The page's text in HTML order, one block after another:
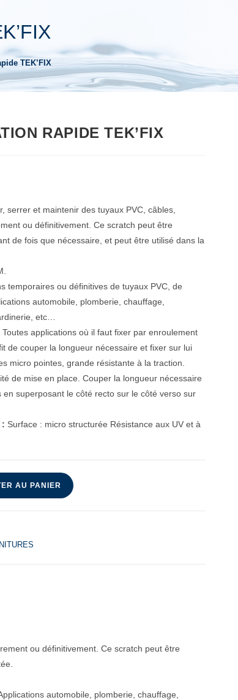
TEK’FIX
RAPIDE TEK’FIX
serrer et maintenir des tuyaux PVC, câbles,
ou définitivement. Ce scratch peut être
de fois que nécessaire, et peut être utilisé dans la
temporaires ou définitives de tuyaux PVC, de
automobile, plomberie, chauffage,
etc…
Toutes applications où il faut fixer par enroulement
de couper la longueur nécessaire et fixer sur lui
micro pointes, grande résistante à la traction.
de mise en place. Couper la longueur nécessaire
en superposant le côté recto sur le côté verso sur
: Surface : micro structurée Résistance aux UV et à
AU PANIER
ou définitivement. Ce scratch peut être
automobile, plomberie, chauffage,